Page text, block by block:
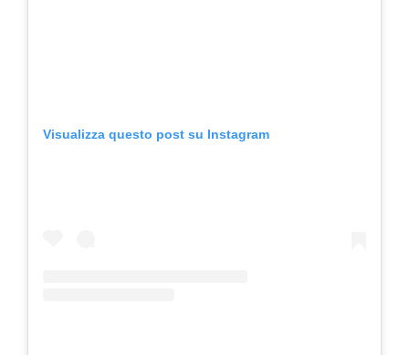
Visualizza questo post su Instagram